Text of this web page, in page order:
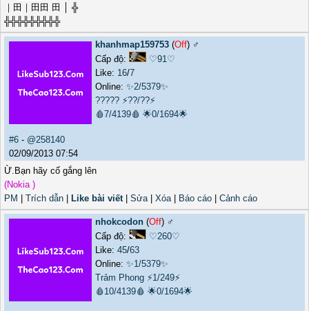
｜田｜田田 田 │ ╬
╬╬╬╬╬╬╬╬╬
khanhmap159753 (Off) ♂️
Cấp độ:
♡91♡
Like: 16/7
Online: ✨2/5379✨
????? ⚡??/??⚡
🩸7/4139🩸 🌟0/1694🌟
#6 - @258140
02/09/2013 07:54
Ừ.Bạn hãy cố gắng lên
(Nokia )
PM
Trích dẫn Like bài viết| Sửa| Xóa| Báo cáo Cảnh cáo
nhokcodon (Off) ♂️
Cấp độ:
♡260♡
Like: 45/63
Online: ✨1/5379✨
Trảm Phong ⚡1/249⚡
🩸10/4139🩸 🌟0/1694🌟